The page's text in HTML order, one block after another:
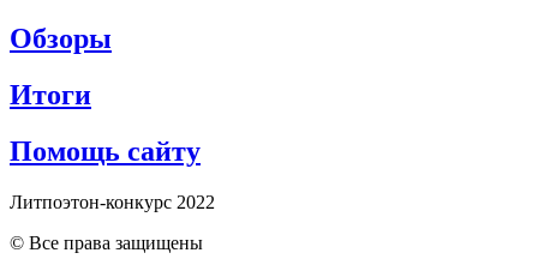
Обзоры
Итоги
Помощь сайту
Литпоэтон-конкурс 2022
© Все права защищены